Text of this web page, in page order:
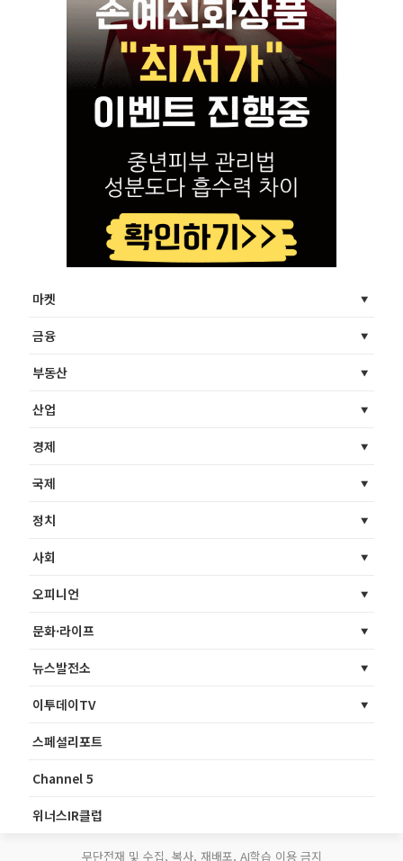
마켓
금융
부동산
산업
경제
국제
정치
사회
오피니언
문화·라이프
뉴스발전소
이투데이TV
스페셜리포트
Channel 5
위너스IR클럽
무단전재 및 수집, 복사, 재배포, AI학습 이용 금지